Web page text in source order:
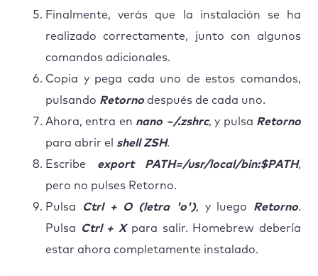
Finalmente, verás que la instalación se ha
realizado correctamente, junto con algunos
comandos adicionales.
Copia y pega cada uno de estos comandos,
pulsando Retorno después de cada uno.
Ahora, entra en nano ~/.zshrc, y pulsa Retorno
para abrir el shell ZSH.
Escribe export PATH=/usr/local/bin:$PATH,
pero no pulses Retorno.
Pulsa
Ctrl + O (letra 'o'), y luego Retorno.
Pulsa
Ctrl + Xpara salir. Homebrew debería
estar ahora completamente instalado.